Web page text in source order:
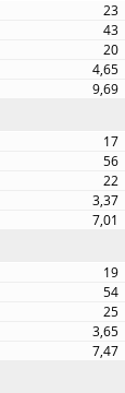
23
43
20
4,65
9,69
17
56
22
3,37
7,01
19
54
25
3,65
7,47